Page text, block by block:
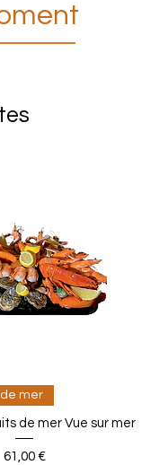
mer
de mer Vue sur mer
Prix
61,00 €